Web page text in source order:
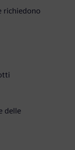
richiedono
delle